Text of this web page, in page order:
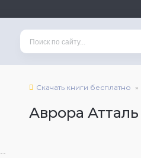
Скачать книги бесплатно
Аврора Атталь